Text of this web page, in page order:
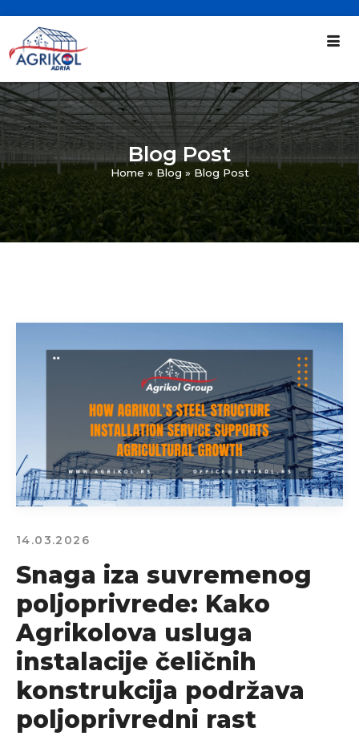
Blog Post
Home » Blog» Blog Post
14.03.2026
Snaga iza suvremenog
poljoprivrede: Kako
Agrikolova usluga
instalacije čeličnih
konstrukcija podržava
poljoprivredni rast